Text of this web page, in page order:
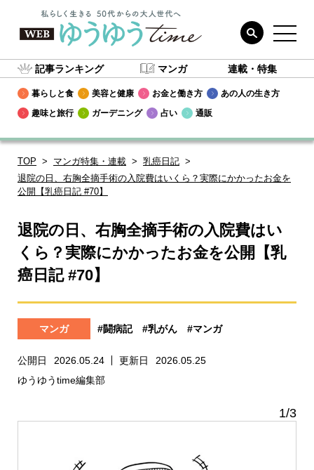
記事ランキング マンガ 連載・特集
暮らしと食 美容と健康 お金と働き方
あの人の生き方
趣味と旅行
ガーデニング 占い 通販
TOP マンガ特集・連載
乳癌日記
退院の日、右胸全摘手術の入院費はいくら？実際にかかったお金を
公開【乳癌日記 #70】
退院の日、右胸全摘手術の入院費はい
くら？実際にかかったお金を公開【乳
癌日記 #70】
マンガ #闘病記 #乳がん #マンガ
公開日 2026.05.24 更新日
2026.05.25
ゆうゆうtime編集部
1/3